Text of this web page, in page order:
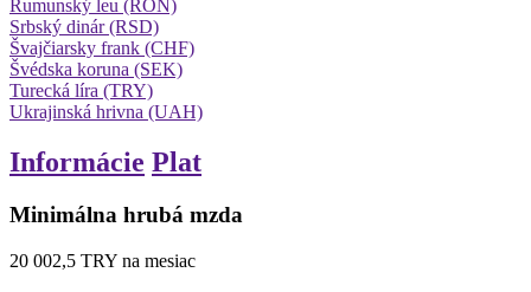
Rumunský leu (RON)
Srbský dinár (RSD)
Švajčiarsky frank (CHF)
Švédska koruna (SEK)
Turecká líra (TRY)
Ukrajinská hrivna (UAH)
Informácie Plat
Minimálna hrubá mzda
20 002,5 TRY na mesiac